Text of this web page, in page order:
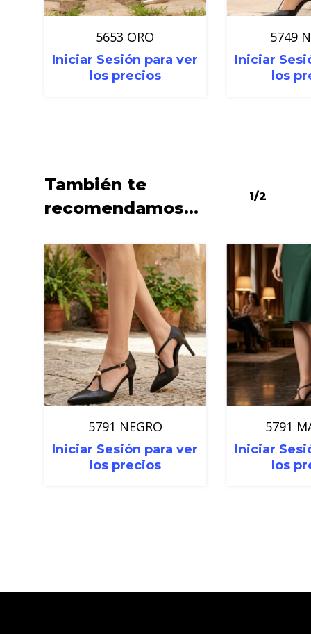
5653 ORO
Iniciar Sesión para ver
los precios
5749
Iniciar
los
También te
recomendamos…
1/2
5791 NEGRO
Iniciar Sesión para ver
los precios
5791
Iniciar
los